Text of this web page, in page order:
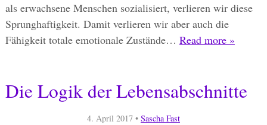
als erwachsene Menschen sozialisiert, verlieren wir diese
Sprunghaftigkeit. Damit verlieren wir aber auch die
Fähigkeit totale emotionale Zustände… Read more »
Die Logik der Lebensabschnitte
4. April 2017• Sascha Fast